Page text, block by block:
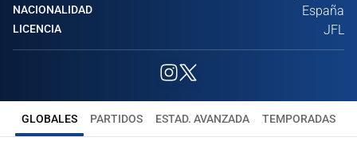
NACIONALIDAD España
LICENCIA JFL
GLOBALES PARTIDOS ESTAD. AVANZADA TEMPORADAS